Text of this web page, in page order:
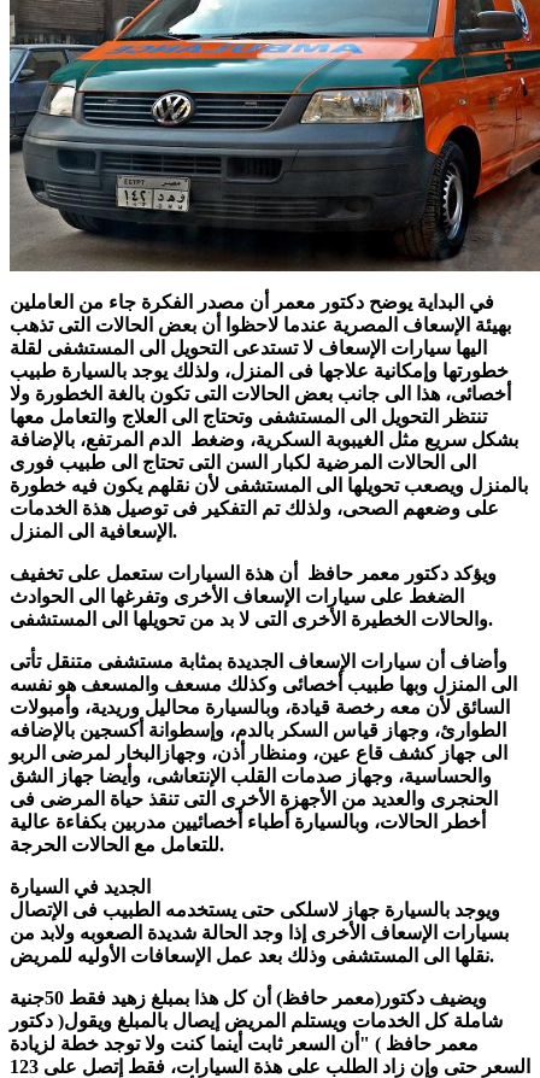
في البداية يوضح دكتور معمر أن مصدر الفكرة جاء من العاملين
بهيئة الإسعاف المصرية عندما لاحظوا أن بعض الحالات التى تذهب
اليها سيارات الإسعاف لا تستدعى التحويل الى المستشفى لقلة
خطورتها وإمكانية علاجها فى المنزل، ولذلك يوجد بالسيارة طبيب
أخصائى، هذا الى جانب بعض الحالات التى تكون بالغة الخطورة ولا
تنتظر التحويل الى المستشفى وتحتاج الى العلاج والتعامل معها
بشكل سريع مثل الغيبوبة السكرية، وضغط الدم المرتفع، بالإضافة
الى الحالات المرضية لكبار السن التى تحتاج الى طبيب فورى
بالمنزل ويصعب تحويلها الى المستشفى لأن نقلهم يكون فيه خطورة
على وضعهم الصحى، ولذلك تم التفكير فى توصيل هذة الخدمات
الإسعافية الى المنزل.
ويؤكد دكتور معمر حافظ أن هذة السيارات ستعمل على تخفيف
الضغط على سيارات الإسعاف الأخرى وتفرغها الى الحوادث
والحالات الخطيرة الأخرى التى لا بد من تحويلها الى المستشفى.
وأضاف أن سيارات الإسعاف الجديدة بمثابة مستشفى متنقل تأتى
الى المنزل وبها طبيب أخصائى وكذلك مسعف والمسعف هو نفسه
السائق لأن معه رخصة قيادة، وبالسيارة محاليل وريدية، وأمبولات
الطوارئ، وجهاز قياس السكر بالدم، وإسطوانة أكسجين بالإضافه
الى جهاز كشف قاع عين، ومنظار أذن، وجهازالبخار لمرضى الربو
والحساسية، وجهاز صدمات القلب الإنتعاشى، وأيضا جهاز الشق
الحنجرى والعديد من الأجهزة الأخرى التى تنقذ حياة المرضى فى
أخطر الحالات، وبالسيارة أطباء أخصائيين مدربين بكفاءة عالية
للتعامل مع الحالات الحرجة.
الجديد في السيارة
ويوجد بالسيارة جهاز لاسلكى حتى يستخدمه الطبيب فى الإتصال
بسيارات الإسعاف الأخرى إذا وجد الحالة شديدة الصعوبه ولابد من
نقلها الى المستشفى وذلك بعد عمل الإسعافات الأوليه للمريض.
ويضيف دكتور(معمر حافظ) أن كل هذا بمبلغ زهيد فقط 50جنية
شاملة كل الخدمات ويستلم المريض إيصال بالمبلغ ويقول( دكتور
معمر حافظ ) "أن السعر ثابت أينما كنت ولا توجد خطة لزيادة
السعر حتى وإن زاد الطلب على هذة السيارات، فقط إتصل على 123